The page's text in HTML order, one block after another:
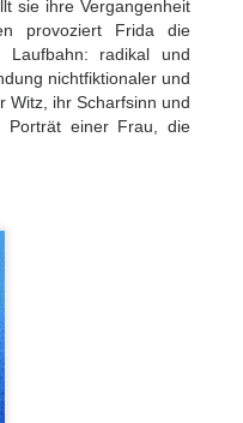
sie ihre Vergangenheit
provoziert Frida die
Laufbahn: radikal und
nichtfiktionaler und
Witz, ihr Scharfsinn und
Porträt einer Frau, die